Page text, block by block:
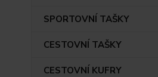
SPORTOVNÍ TAŠKY
CESTOVNÍ TAŠKY
CESTOVNÍ KUFRY